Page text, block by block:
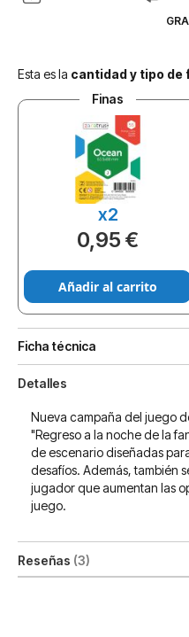
Esta es la cantidad y tipo de
Finas
x2
0,95 €
Añadir al carrito
Ficha técnica
Detalles
Nueva campaña del juego
"Regreso a la noche de la
de escenario diseñadas
desafíos. Además, también
jugador que aumentan las
juego.
Reseñas 3